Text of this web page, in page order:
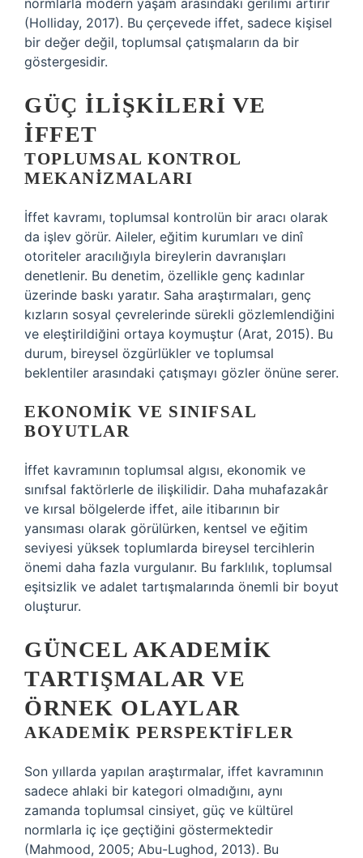
normlarla modern yaşam arasındaki gerilimi artırır
(Holliday, 2017). Bu çerçevede iffet, sadece kişisel
bir değer değil, toplumsal çatışmaların da bir
göstergesidir.
GÜÇ İLIŞKILERI VE
İFFET
TOPLUMSAL KONTROL
MEKANIZMALARI
İffet kavramı, toplumsal kontrolün bir aracı olarak
da işlev görür. Aileler, eğitim kurumları ve dinî
otoriteler aracılığıyla bireylerin davranışları
denetlenir. Bu denetim, özellikle genç kadınlar
üzerinde baskı yaratır. Saha araştırmaları, genç
kızların sosyal çevrelerinde sürekli gözlemlendiğini
ve eleştirildiğini ortaya koymuştur (Arat, 2015). Bu
durum, bireysel özgürlükler ve toplumsal
beklentiler arasındaki çatışmayı gözler önüne serer.
EKONOMIK VE SINIFSAL
BOYUTLAR
İffet kavramının toplumsal algısı, ekonomik ve
sınıfsal faktörlerle de ilişkilidir. Daha muhafazakâr
ve kırsal bölgelerde iffet, aile itibarının bir
yansıması olarak görülürken, kentsel ve eğitim
seviyesi yüksek toplumlarda bireysel tercihlerin
önemi daha fazla vurgulanır. Bu farklılık, toplumsal
eşitsizlik ve adalet tartışmalarında önemli bir boyut
oluşturur.
GÜNCEL AKADEMIK
TARTIŞMALAR VE
ÖRNEK OLAYLAR
AKADEMIK PERSPEKTIFLER
Son yıllarda yapılan araştırmalar, iffet kavramının
sadece ahlaki bir kategori olmadığını, aynı
zamanda toplumsal cinsiyet, güç ve kültürel
normlarla iç içe geçtiğini göstermektedir
(Mahmood, 2005; Abu-Lughod, 2013). Bu